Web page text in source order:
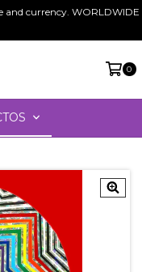
and currency. WORLDWIDE
0